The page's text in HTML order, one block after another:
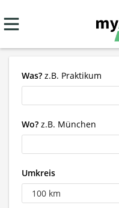
Was? z.B. Praktikum
Wo? z.B. München
Umkreis